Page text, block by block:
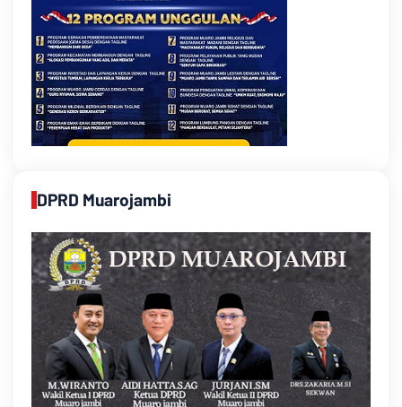
DPRD Muarojambi